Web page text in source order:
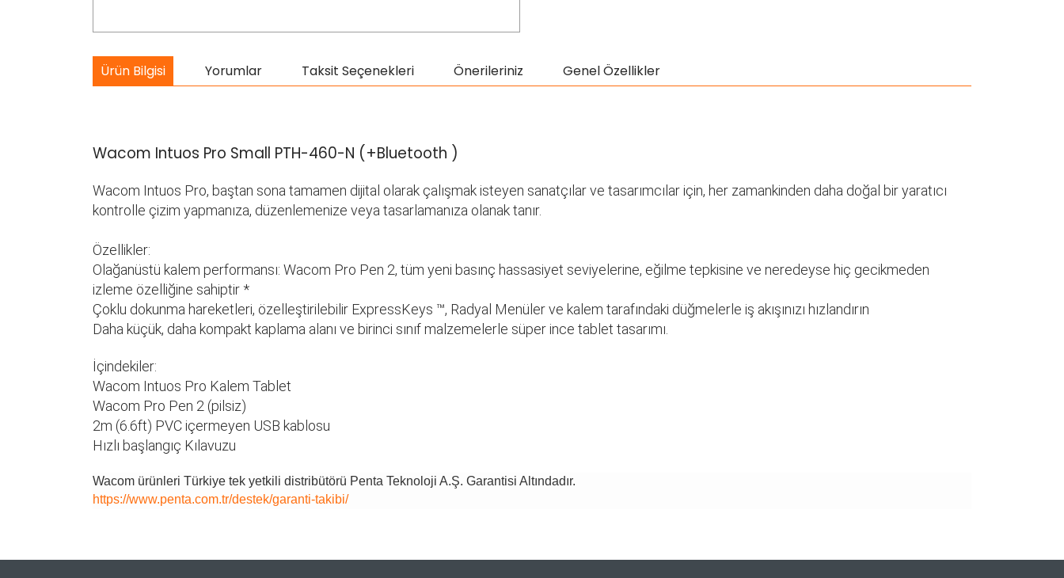
Ürün Bilgisi Yorumlar Taksit Seçenekleri Önerileriniz Genel Özellikler
Wacom Intuos Pro Small PTH-460-N (+Bluetooth )
Wacom Intuos Pro, baştan sona tamamen dijital olarak çalışmak isteyen sanatçılar ve tasarımcılar için, her zamankinden daha doğal bir yaratıcı
kontrolle çizim yapmanıza, düzenlemenize veya tasarlamanıza olanak tanır.
Özellikler:
Olağanüstü kalem performansı: Wacom Pro Pen 2, tüm yeni basınç hassasiyet seviyelerine, eğilme tepkisine ve neredeyse hiç gecikmeden
izleme özelliğine sahiptir *
Çoklu dokunma hareketleri, özelleştirilebilir ExpressKeys ™, Radyal Menüler ve kalem tarafındaki düğmelerle iş akışınızı hızlandırın
Daha küçük, daha kompakt kaplama alanı ve birinci sınıf malzemelerle süper ince tablet tasarımı.
İçindekiler:
Wacom Intuos Pro Kalem Tablet
Wacom Pro Pen 2 (pilsiz)
2m (6.6ft) PVC içermeyen USB kablosu
Hızlı başlangıç Kılavuzu
Wacom ürünleri Türkiye tek yetkili distribütörü Penta Teknoloji A.Ş. Garantisi Altındadır.
https://www.penta.com.tr/destek/garanti-takibi/
Görüş ve önerileriniz için teşekkür ederiz.